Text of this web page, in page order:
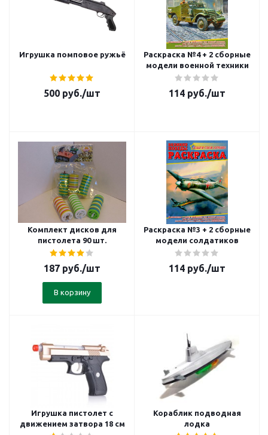
Игрушка помповое ружьё
500 руб./шт
Раскраска №4 + 2 сборные
модели военной техники
114 руб./шт
Комплект дисков для
пистолета 90 шт.
187 руб./шт
В корзину
Раскраска №3 + 2 сборные
модели солдатиков
114 руб./шт
Игрушка пистолет с
движением затвора 18 см
Кораблик подводная
лодка